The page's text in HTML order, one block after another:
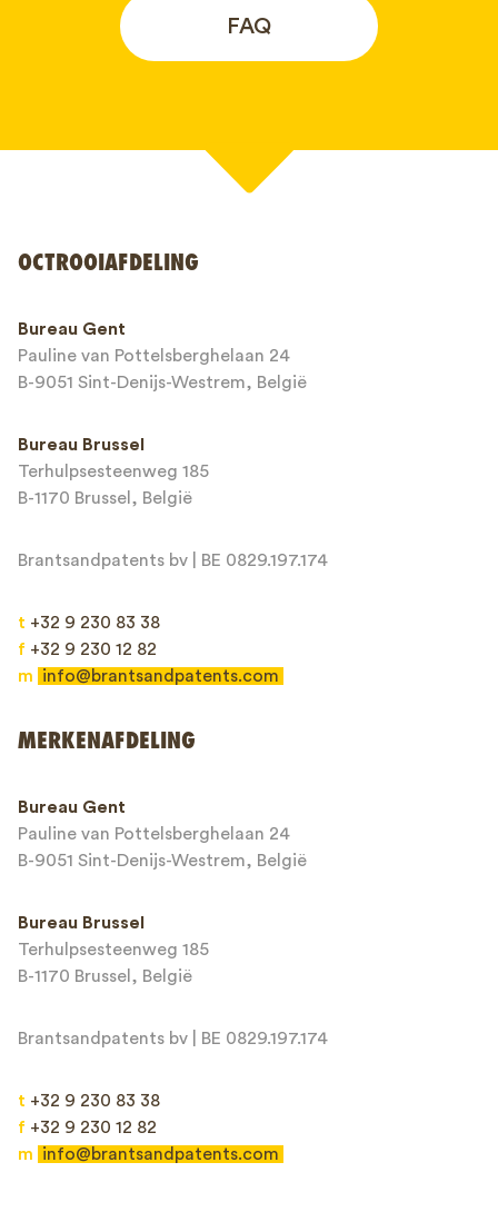
FAQ
E-mailadres*
Bericht*
This site is protected by reCAPTCHA and the Google
OCTROOIAFDELING
Bureau Gent
Pauline van Pottelsberghelaan 24
B-9051 Sint-Denijs-Westrem, België
Bureau Brussel
Terhulpsesteenweg 185
B-1170 Brussel, België
Brantsandpatents bv | BE 0829.197.174
t +32 9 230 83 38
f +32 9 230 12 82
m
info@brantsandpatents.com
MERKENAFDELING
Bureau Gent
Pauline van Pottelsberghelaan 24
B-9051 Sint-Denijs-Westrem, België
Bureau Brussel
Terhulpsesteenweg 185
B-1170 Brussel, België
Brantsandpatents bv | BE 0829.197.174
t +32 9 230 83 38
f +32 9 230 12 82
m
info@brantsandpatents.com